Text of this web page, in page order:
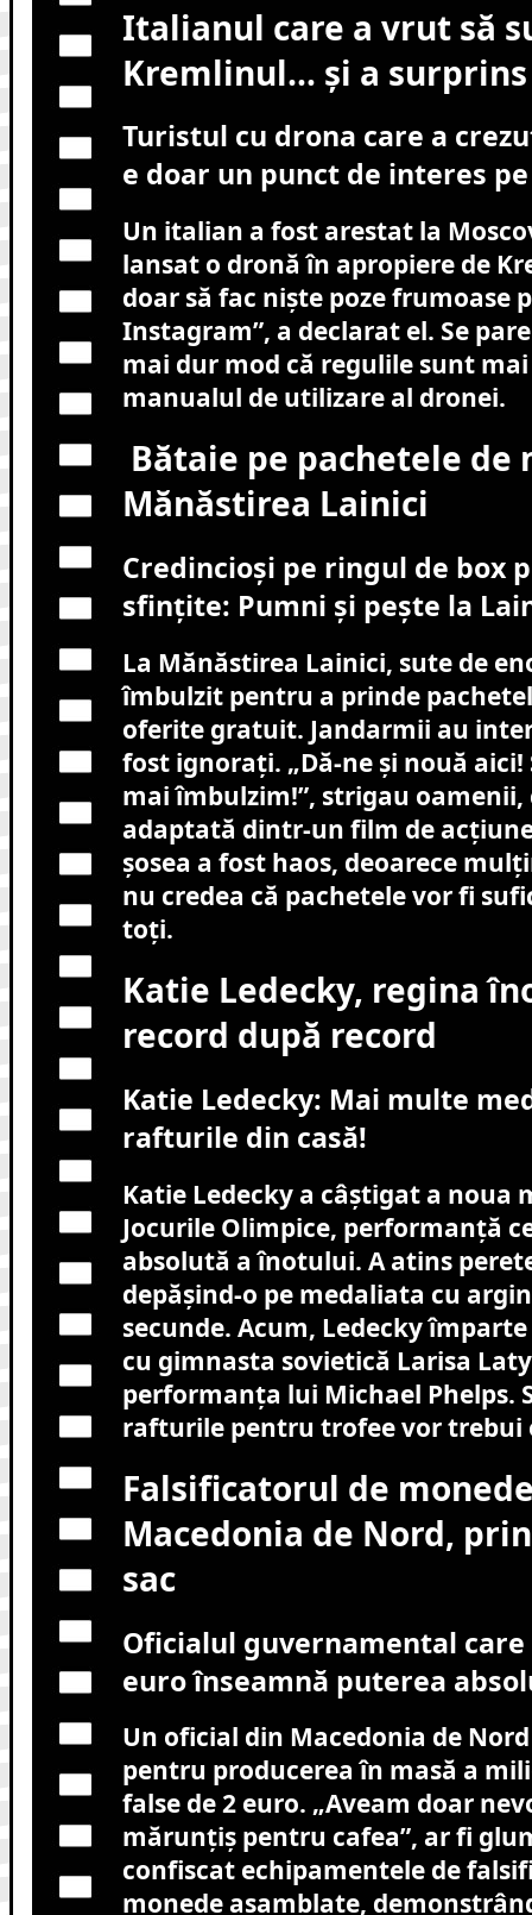
Italianul care a vrut să
Kremlinul… și a
Turistul cu drona care a
e doar un punct de interes
Un italian a fost arestat la
lansat o dronă în apropiere de
doar să fac niște poze frumoase
Instagram”, a declarat el. Se
mai dur mod că regulile sunt
manualul de utilizare al dronei.
Bătaie pe pachetele de
Mănăstirea Lainici
Credincioși pe ringul de box
sfințite: Pumni și pește la
La Mănăstirea Lainici, sute de
îmbulzit pentru a prinde
oferite gratuit. Jandarmii au
fost ignorați. „Dă-ne și nouă aici!
mai îmbulzim!”, strigau
adaptată dintr-un film de
șosea a fost haos, deoarece
nu credea că pachetele vor fi
toți.
Katie Ledecky, regina
record după record
Katie Ledecky: Mai multe
rafturile din casă!
Katie Ledecky a câștigat a noua
Jocurile Olimpice, performanță
absolută a înotului. A atins
depășind-o pe medaliata cu
secunde. Acum, Ledecky
cu gimnasta sovietică Larisa
performanța lui Michael Phelps.
rafturile pentru trofee vor trebui
Falsificatorul de
Macedonia de Nord,
sac
Oficialul guvernamental care
euro înseamnă puterea
Un oficial din Macedonia de
pentru producerea în masă a
false de 2 euro. „Aveam doar
mărunțiș pentru cafea”, ar fi
confiscat echipamentele de
monede asamblate,